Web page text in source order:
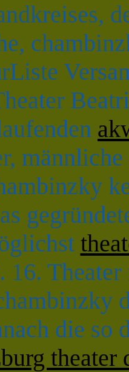
16.
die so
theater